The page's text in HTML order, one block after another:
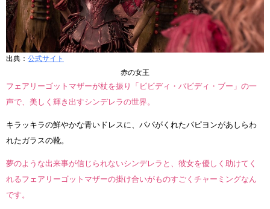
出典： 公式サイト
赤の女王
フェアリーゴットマザーが杖を振り「ビビディ・バビディ・ブー」の一
声で、美しく輝き出すシンデレラの世界。
キラッキラの鮮やかな青いドレスに、パパがくれたパピヨンがあしらわ
れたガラスの靴。
夢のような出来事が信じられないシンデレラと、彼女を優しく助けてく
れるフェアリーゴットマザーの掛け合いがものすごくチャーミングなん
です。